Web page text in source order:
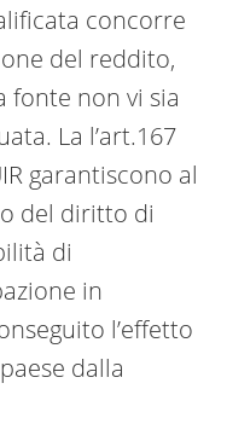
concorre
del reddito,
fonte non vi sia
La l’art.167
garantiscono al
del diritto di
di
in
l’effetto
dalla